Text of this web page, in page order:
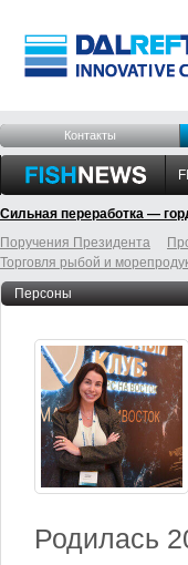
Контакты
Сильная переработка —
Поручения Президента
Торговля рыбой и
Персоны
Родилась